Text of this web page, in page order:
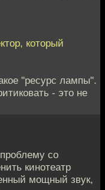
который
"ресурс лампы".
- это не
со
кинотеатр
мощный звук,